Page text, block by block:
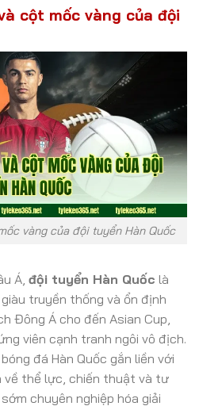
cột mốc vàng của đội
vàng của đội tuyển Hàn Quốc
Á, đội tuyển Hàn Quốc là
truyền thống và ổn định
Đông Á cho đến Asian Cup,
viên cạnh tranh ngôi vô địch.
đá Hàn Quốc gắn liền với
về thể lực, chiến thuật và tư
chuyên nghiệp hóa giải